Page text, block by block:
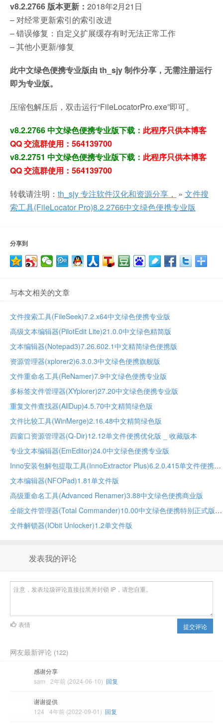
v8.2.2766 版本更新： 2018年2月21日
– 对经常更新索引的索引改进
– 错误修复：自定义扩展缓存有时无法正常工作
– 其他小更新/修复
此中文绿色便携专业版由 th_sjy 制作分享，无需注册运行
即为专业版。
压缩包解压后，双击运行“FileLocatorPro.exe”即可。
v8.2.2766 中文绿色便携专业版下载： 此程序只供本博客
QQ 交流群使用：564139700
v8.2.2751 中文绿色便携专业版下载： 此程序只供本博客
QQ 交流群使用：564139700
转载请注明： th_sjy 专注软件汉化和资源分享， » 文件搜
索工具(FileLocator Pro)8.2.2766中文绿色便携专业版
分享到
与本文相关的文章
文件搜索工具(FileSeek)7.2.x64中文绿色便携专业版
高级文本编辑器(PilotEdit Lite)21.0.0中文绿色精简版
文本编辑器(Notepad3)7.26.602.1中文精简绿色便携版
资源管理器(xplorer2)6.3.0.3中文绿色便携旗舰版
文件重命名工具(ReNamer)7.9中文绿色便携专业版
多标签文件管理器(XYplorer)27.20中文绿色便携专业版
重复文件查找器(AllDup)4.5.70中文精简绿色版
文件比较工具(WinMerge)2.16.48中文精简绿色版
四窗口资源管理器(Q-Dir)12.12单文件便携优化版 _ 收藏版本
专业文本编辑器(EmEditor)24.0中文绿色便携专业版
Inno安装包解包提取工具(InnoExtractor Plus)6.2.0.415单文件便携加强版
文本编辑器(NFOPad)1.81单文件版
高级重命名工具(Advanced Renamer)3.88中文绿色便携商业版
全能文件管理器(Total Commander)10.00中文绿色便携特别正式版
文件解锁器(IObit Unlocker)1.2单文件版
发表我的评论
提交评论
表情
网友最新评论 (122)
感谢分享
sam
2年前 (2024-06-10) 回复
谢谢提供
124
4年前 (2022-09-01) 回复